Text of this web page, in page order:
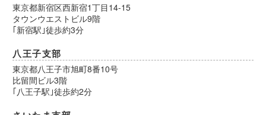
東京都新宿区西新宿1丁目14-15
タウンウエストビル9階
｢新宿駅｣徒歩約3分
八王子支部
東京都八王子市旭町8番10号
比留間ビル3階
｢八王子駅｣徒歩約2分